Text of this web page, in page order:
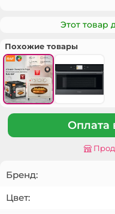
Этот товар
Похожие товары
Оплата
Бренд:
Цвет: